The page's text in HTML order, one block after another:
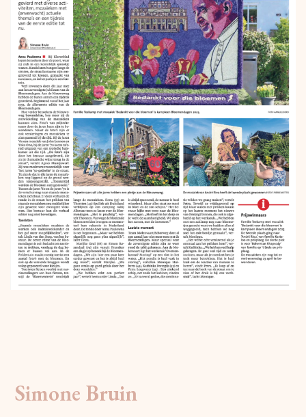
Simone Bruin